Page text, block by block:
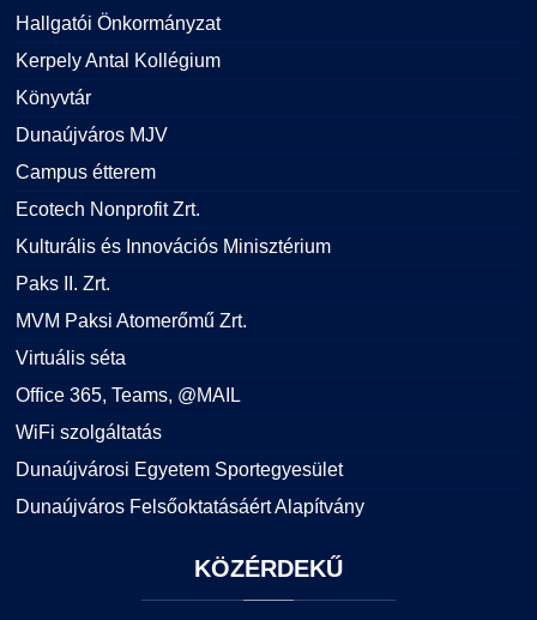
Hallgatói Önkormányzat
Kerpely Antal Kollégium
Könyvtár
Dunaújváros MJV
Campus étterem
Ecotech Nonprofit Zrt.
Kulturális és Innovációs Minisztérium
Paks II. Zrt.
MVM Paksi Atomerőmű Zrt.
Virtuális séta
Office 365, Teams, @MAIL
WiFi szolgáltatás
Dunaújvárosi Egyetem Sportegyesület
Dunaújváros Felsőoktatásáért Alapítvány
KÖZÉRDEKŰ